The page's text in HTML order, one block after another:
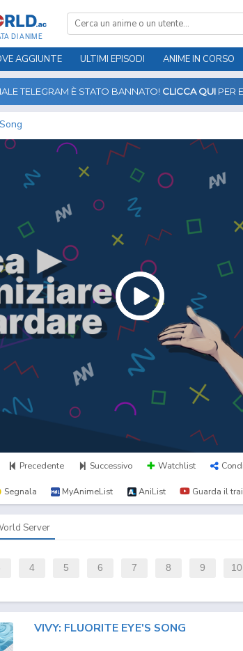
DI ANIME
AGGIUNTE ULTIMI EPISODI ANIME IN CORSO
TELEGRAM È STATO BANNATO! CLICCA QUI PER
Precedente Successivo Watchlist
Segnala MyAnimeList AniList Guarda il
Server
4 5 6 7 8 9 10
VIVY: FLUORITE EYE'S SONG